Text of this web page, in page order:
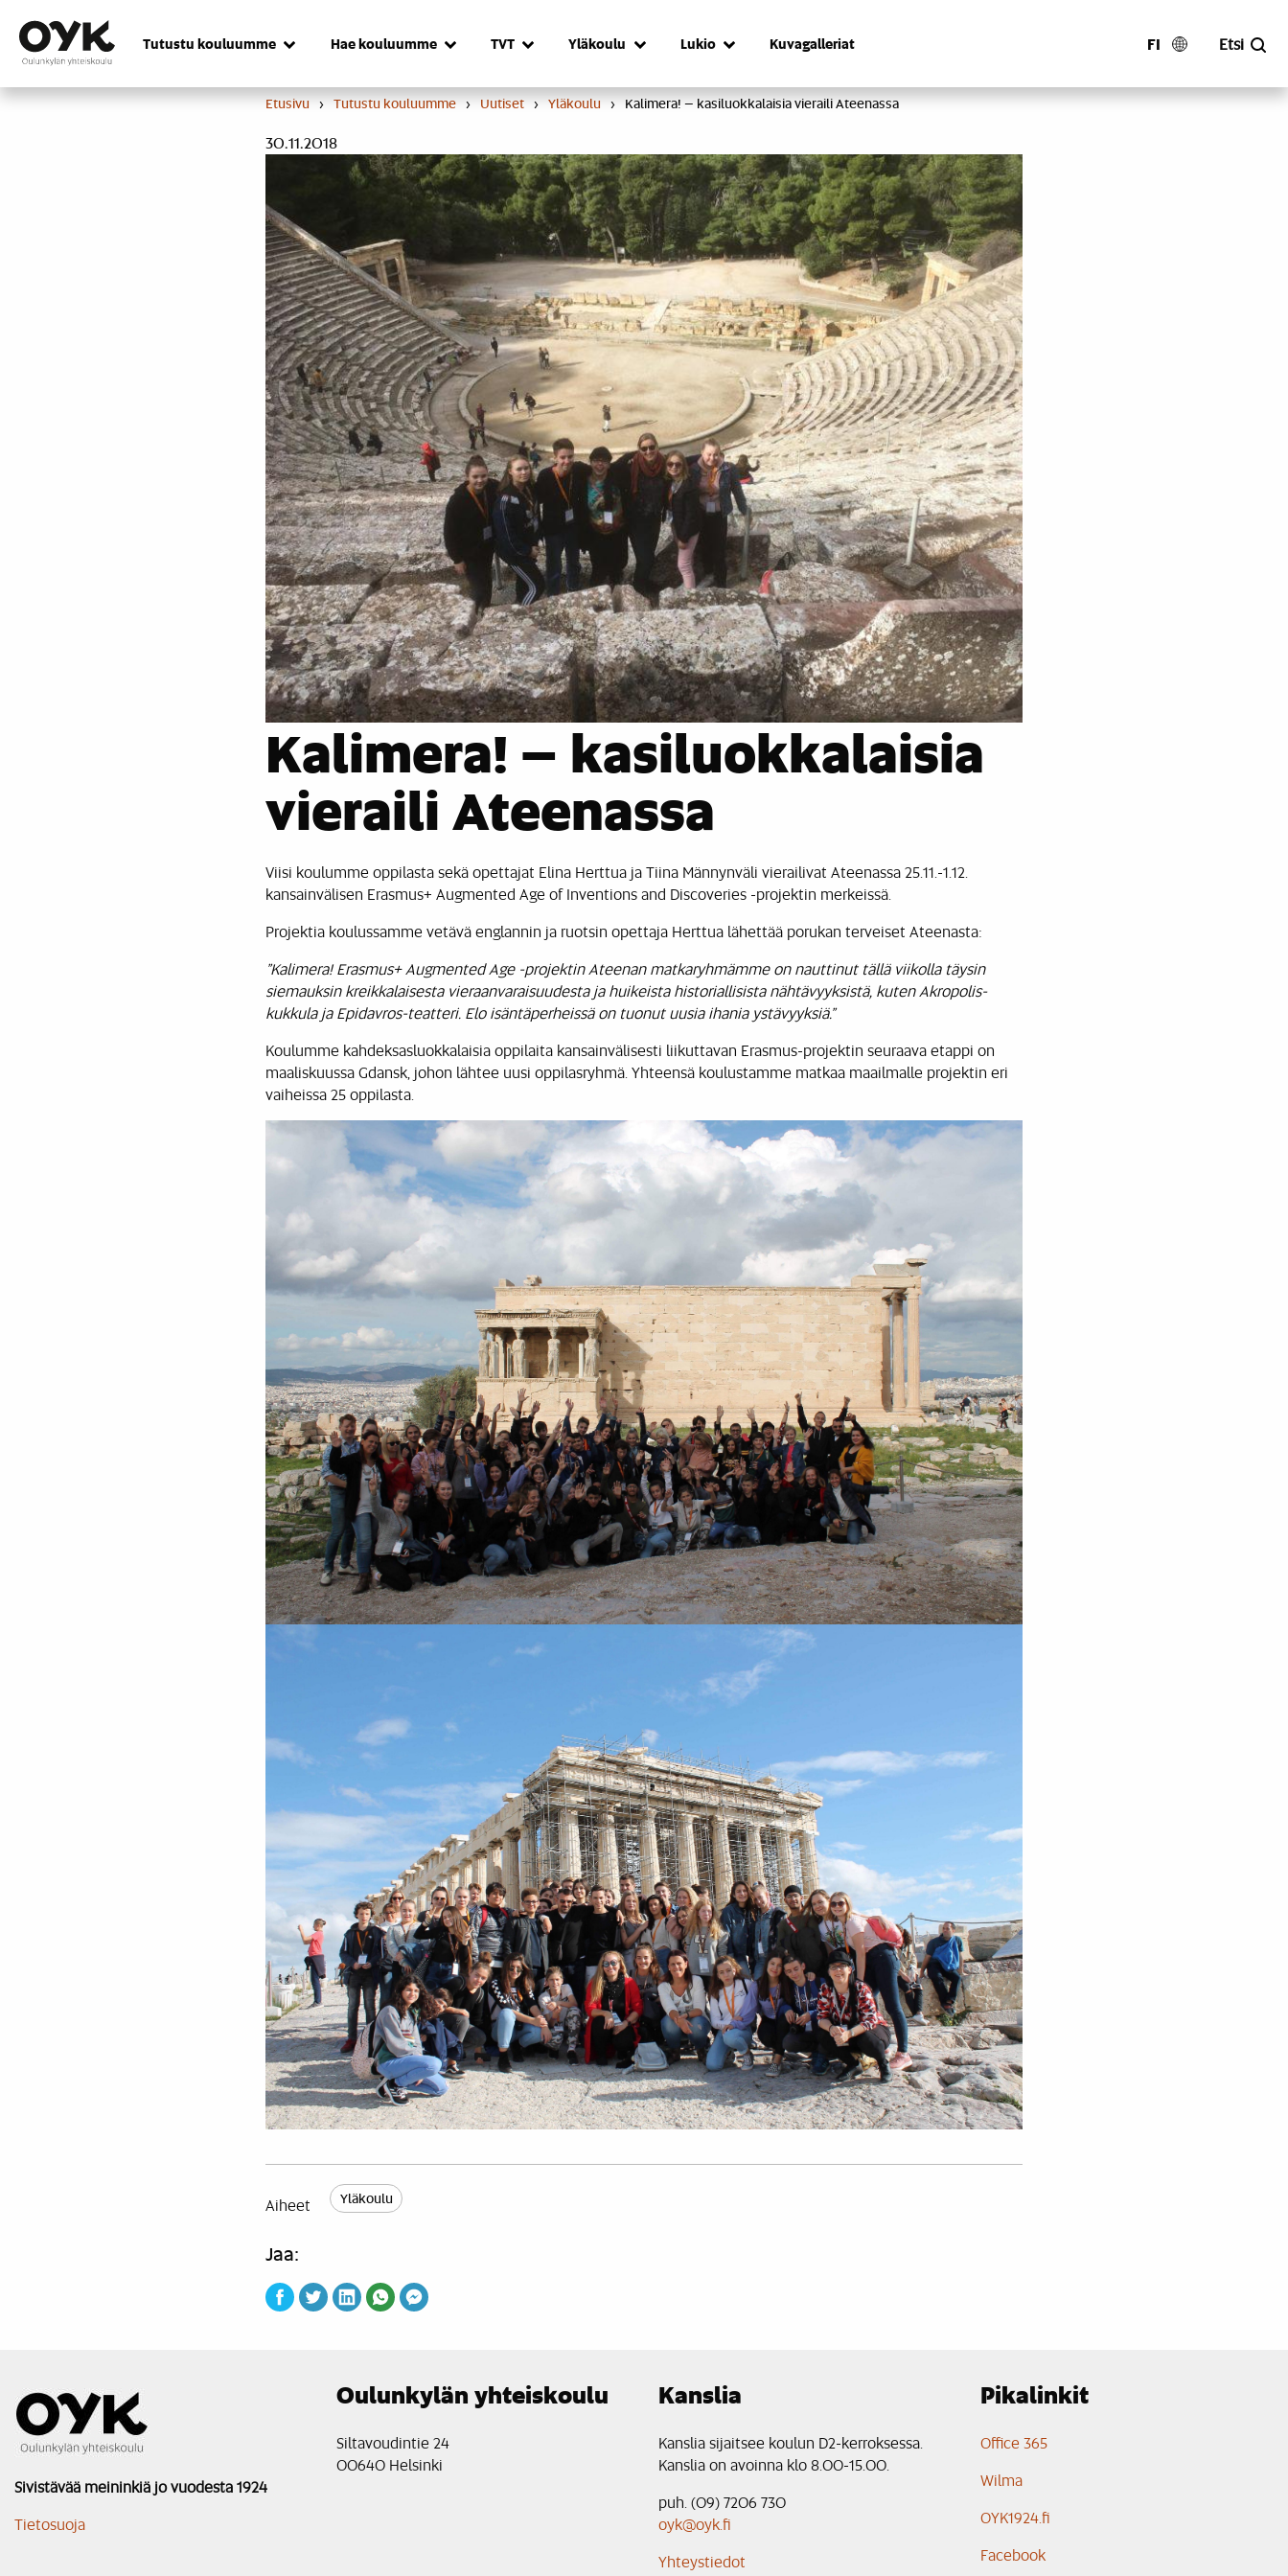
content
Tutustu kouluumme Hae kouluumme TVT Yläkoulu Lukio Kuvagalleriat FI Etsi
Etusivu › Tutustu kouluumme › Uutiset › Yläkoulu › Kalimera! – kasiluokkalaisia vieraili Ateenassa
30.11.2018
Kalimera! – kasiluokkalaisia
vieraili Ateenassa
Viisi koulumme oppilasta sekä opettajat Elina Herttua ja Tiina Männynväli vierailivat Ateenassa 25.11.-1.12.
kansainvälisen Erasmus+ Augmented Age of Inventions and Discoveries -projektin merkeissä.
Projektia koulussamme vetävä englannin ja ruotsin opettaja Herttua lähettää porukan terveiset Ateenasta:
”Kalimera! Erasmus+ Augmented Age -projektin Ateenan matkaryhmämme on nauttinut tällä viikolla täysin
siemauksin kreikkalaisesta vieraanvaraisuudesta ja huikeista historiallisista nähtävyyksistä, kuten Akropolis-
kukkula ja Epidavros-teatteri. Elo isäntäperheissä on tuonut uusia ihania ystävyyksiä.”
Koulumme kahdeksasluokkalaisia oppilaita kansainvälisesti liikuttavan Erasmus-projektin seuraava etappi on
maaliskuussa Gdansk, johon lähtee uusi oppilasryhmä. Yhteensä koulustamme matkaa maailmalle projektin eri
vaiheissa 25 oppilasta.
Aiheet Yläkoulu
Jaa:
Sivistävää meininkiä jo vuodesta 1924
Tietosuoja
Oulunkylän yhteiskoulu
Siltavoudintie 24
00640 Helsinki
Kanslia
Kanslia sijaitsee koulun D2-kerroksessa.
Kanslia on avoinna klo 8.00-15.00.
puh. (09) 7206 730
oyk@oyk.fi
Yhteystiedot
Pikalinkit
Office 365
Wilma
OYK1924.fi
Facebook